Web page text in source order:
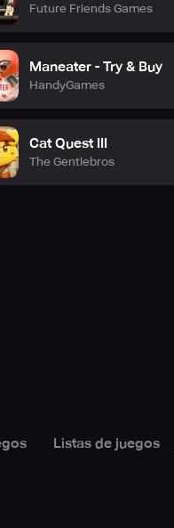
Future Friends Games
Maneater - Try & Buy
HandyGames
Cat Quest III
The Gentlebros
Listas de juegos